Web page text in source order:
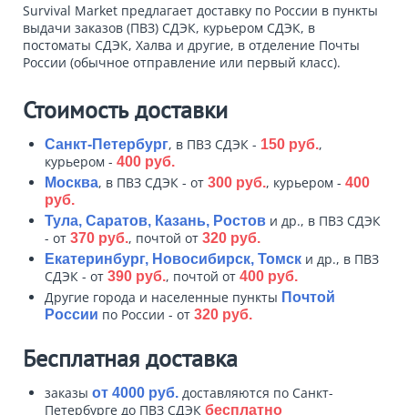
Survival Market предлагает доставку по России в пункты
выдачи заказов (ПВЗ) СДЭК, курьером СДЭК, в
постоматы СДЭК, Халва и другие, в отделение Почты
России (обычное отправление или первый класс).
Стоимость доставки
Санкт-Петербург, в ПВЗ СДЭК - 150 руб.,
курьером - 400 руб.
Москва, в ПВЗ СДЭК - от 300 руб., курьером - 400
руб.
Тула, Саратов, Казань, Ростов и др., в ПВЗ СДЭК
- от 370 руб., почтой от 320 руб.
Екатеринбург, Новосибирск, Томск и др., в ПВЗ
СДЭК - от 390 руб., почтой от 400 руб.
Другие города и населенные пункты Почтой
России по России - от 320 руб.
Бесплатная доставка
заказы от 4000 руб. доставляются по Санкт-
Петербурге до ПВЗ СДЭК бесплатно